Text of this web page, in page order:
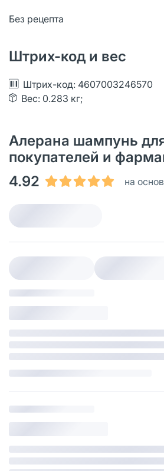
Без рецепта
Штрих-код и вес
Штрих-код: 4607003246570
Вес: 0.283 кг;
Алерана шампунь
покупателей и
4.92
на